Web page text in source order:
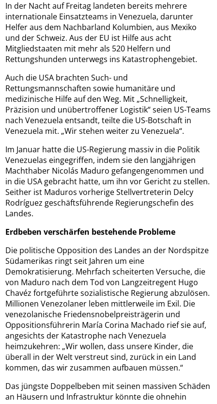
In der Nacht auf Freitag landeten bereits mehrere
internationale Einsatzteams in Venezuela, darunter
Helfer aus dem Nachbarland Kolumbien, aus Mexiko
und der Schweiz. Aus der EU ist Hilfe aus acht
Mitgliedstaaten mit mehr als 520 Helfern und
Rettungshunden unterwegs ins Katastrophengebiet.
Auch die USA brachten Such- und
Rettungsmannschaften sowie humanitäre und
medizinische Hilfe auf den Weg. Mit „Schnelligkeit,
Präzision und unübertroffener Logistik“ seien US-Teams
nach Venezuela entsandt, teilte die US-Botschaft in
Venezuela mit. „Wir stehen weiter zu Venezuela“.
Im Januar hatte die US-Regierung massiv in die Politik
Venezuelas eingegriffen, indem sie den langjährigen
Machthaber Nicolás Maduro gefangengenommen und
in die USA gebracht hatte, um ihn vor Gericht zu stellen.
Seither ist Maduros vorherige Stellvertreterin Delcy
Rodríguez geschäftsführende Regierungschefin des
Landes.
Erdbeben verschärfen bestehende Probleme
Die politische Opposition des Landes an der Nordspitze
Südamerikas ringt seit Jahren um eine
Demokratisierung. Mehrfach scheiterten Versuche, die
von Maduro nach dem Tod von Langzeitregent Hugo
Chavéz fortgeführte sozialistische Regierung abzulösen.
Millionen Venezolaner leben mittlerweile im Exil. Die
venezolanische Friedensnobelpreisträgerin und
Oppositionsführerin María Corina Machado rief sie auf,
angesichts der Katastrophe nach Venezuela
heimzukehren: „Wir wollen, dass unsere Kinder, die
überall in der Welt verstreut sind, zurück in ein Land
kommen, das wir zusammen aufbauen müssen.“
Das jüngste Doppelbeben mit seinen massiven Schäden
an Häusern und Infrastruktur könnte die ohnehin